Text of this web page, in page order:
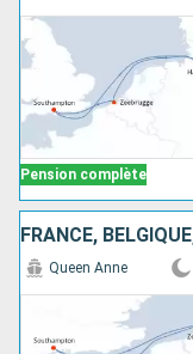
Pension complète
FRANCE,
Queen Anne